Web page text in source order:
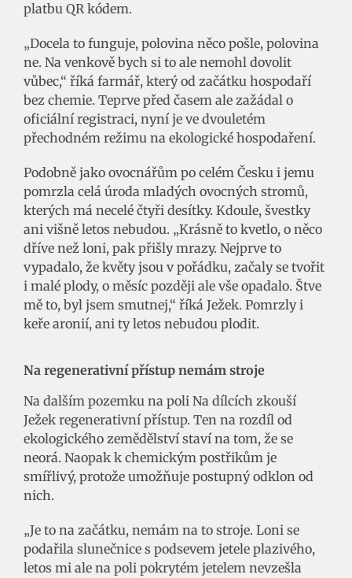
platbu QR kódem.
„Docela to funguje, polovina něco pošle, polovina
ne. Na venkově bych si to ale nemohl dovolit
vůbec,“ říká farmář, který od začátku hospodaří
bez chemie. Teprve před časem ale zažádal o
oficiální registraci, nyní je ve dvouletém
přechodném režimu na ekologické hospodaření.
Podobně jako ovocnářům po celém Česku i jemu
pomrzla celá úroda mladých ovocných stromů,
kterých má necelé čtyři desítky. Kdoule, švestky
ani višně letos nebudou. „Krásně to kvetlo, o něco
dříve než loni, pak přišly mrazy. Nejprve to
vypadalo, že květy jsou v pořádku, začaly se tvořit
i malé plody, o měsíc později ale vše opadalo. Štve
mě to, byl jsem smutnej,“ říká Ježek. Pomrzly i
keře aronií, ani ty letos nebudou plodit.
Na regenerativní přístup nemám stroje
Na dalším pozemku na poli Na dílcích zkouší
Ježek regenerativní přístup. Ten na rozdíl od
ekologického zemědělství staví na tom, že se
neorá. Naopak k chemickým postřikům je
smířlivý, protože umožňuje postupný odklon od
nich.
„Je to na začátku, nemám na to stroje. Loni se
podařila slunečnice s podsevem jetele plazivého,
letos mi ale na poli pokrytém jetelem nevzešla